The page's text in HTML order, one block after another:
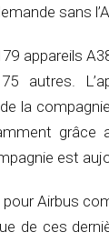
sans
appareils
autres.
la
grâce
est
Airbus
de ces